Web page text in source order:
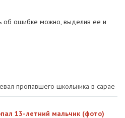
об ошибке можно, выделив ее и
пропавшего школьника в сарае
13-летний мальчик (фото)